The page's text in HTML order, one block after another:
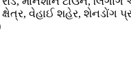
વેહાઈ શહેર, શેનડોંગ